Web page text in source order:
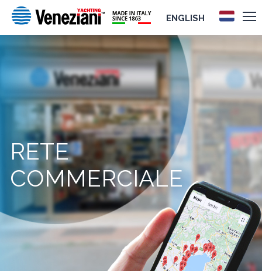
ENGLISH
RETE
COMMERCIALE